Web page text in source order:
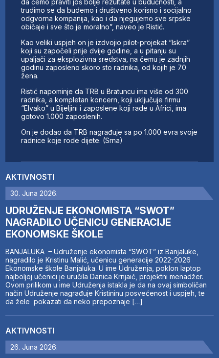
AKTIVNOSTI
30. Juna 2026.
UDRUŽENJE EKONOMISTA “SWOT”
NAGRADILO UČENICU GENERACIJE
EKONOMSKE ŠKOLE
BANJALUKA – Udruženje ekonomista “SWOT” iz Banjaluke,
nagradilo je Kristinu Malić, učenicu generacije 2022-2026
Ekonomske škole Banjaluka. U ime Udruženja, poklon laptop
najboljoj učenici je uručila Danica Krnjaić, projektni menadžer.
Ovom prilikom u ime Udruženja istakla je da na ovaj simboličan
način Udruženje nagrađuje Kristininu posvećenost i uspjeh, te
da žele pokazati da neko prepoznaje […]
AKTIVNOSTI
26. Juna 2026.
da ćemo praviti još bolje rezultate u budućnosti, a
trudimo se da budemo i društveno korisno i socijalno
odgvorna kompanija, kao i da njegujemo sve srpske
običaje i sve što je moralno”, naveo je Ristić.
Kao veliki uspjeh on je izdvojio pilot-projekat “Iskra”
koji su započeli prije dvije godine, a u pitanju su
upaljači za eksplozivna sredstva, na čemu je zadnjih
godinu zaposleno skoro sto radnika, od kojih je 70
žena.
Ristić napominje da TRB u Bratuncu ima više od 300
radnika, a kompletan koncern, koji uključuje firmu
“Elvako” u Bijeljini i zaposlene koji rade u Africi, ima
gotovo 1.000 zaposlenih.
On je dodao da TRB nagrađuje sa po 1.000 evra svoje
radnice koje rode dijete. (Srna)